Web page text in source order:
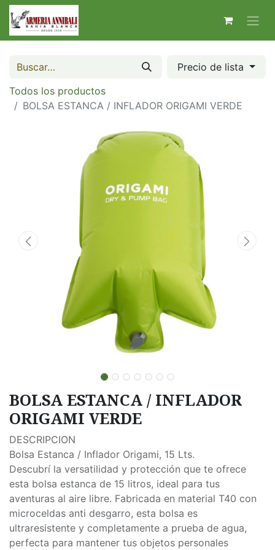
Precio de lista
Todos los productos
BOLSA ESTANCA / INFLADOR ORIGAMI VERDE
BOLSA ESTANCA / INFLADOR
ORIGAMI VERDE
DESCRIPCION
Bolsa Estanca / Inflador Origami, 15 Lts.
Descubrí la versatilidad y protección que te ofrece
esta bolsa estanca de 15 litros, ideal para tus
aventuras al aire libre. Fabricada en material T40 con
microceldas anti desgarro, esta bolsa es
ultraresistente y completamente a prueba de agua,
perfecta para mantener tus objetos personales